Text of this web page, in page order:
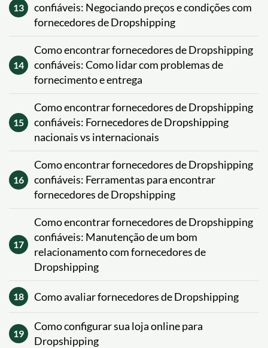
13
confiáveis: Negociando preços e condições com
fornecedores de Dropshipping
14
Como encontrar fornecedores de Dropshipping
confiáveis: Como lidar com problemas de
fornecimento e entrega
15
Como encontrar fornecedores de Dropshipping
confiáveis: Fornecedores de Dropshipping
nacionais vs internacionais
16
Como encontrar fornecedores de Dropshipping
confiáveis: Ferramentas para encontrar
fornecedores de Dropshipping
17
Como encontrar fornecedores de Dropshipping
confiáveis: Manutenção de um bom
relacionamento com fornecedores de
Dropshipping
18 Como avaliar fornecedores de Dropshipping
19
Como configurar sua loja online para
Dropshipping